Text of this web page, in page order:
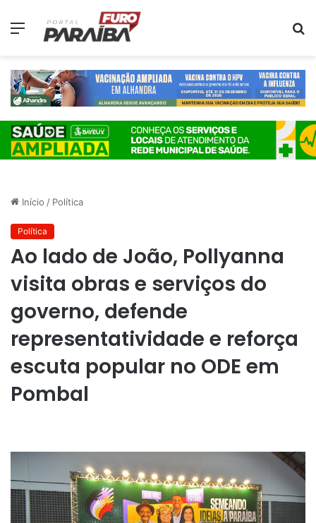
Menu
Início / Política
Política
Ao lado de João, Pollyanna
visita obras e serviços do
governo, defende
representatividade e reforça
escuta popular no ODE em
Pombal